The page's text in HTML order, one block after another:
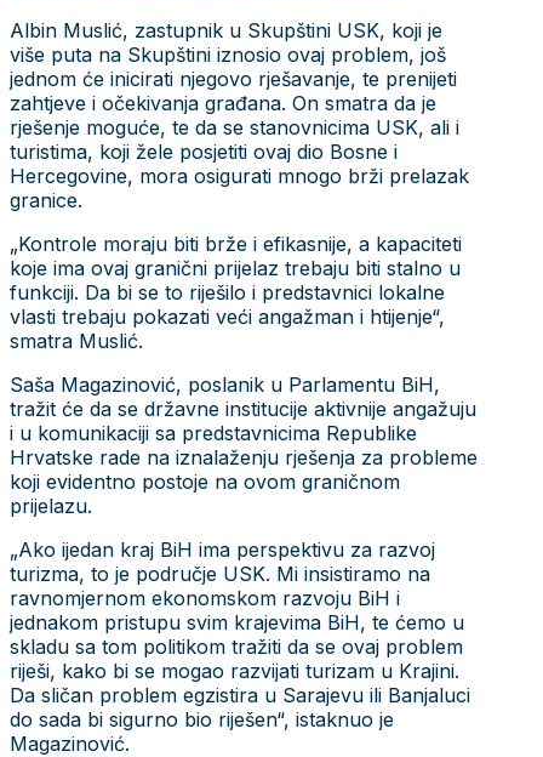
Albin Muslić, zastupnik u Skupštini USK, koji je
više puta na Skupštini iznosio ovaj problem, još
jednom će inicirati njegovo rješavanje, te prenijeti
zahtjeve i očekivanja građana. On smatra da je
rješenje moguće, te da se stanovnicima USK, ali i
turistima, koji žele posjetiti ovaj dio Bosne i
Hercegovine, mora osigurati mnogo brži prelazak
granice.
„Kontrole moraju biti brže i efikasnije, a kapaciteti
koje ima ovaj granični prijelaz trebaju biti stalno u
funkciji. Da bi se to riješilo i predstavnici lokalne
vlasti trebaju pokazati veći angažman i htijenje“,
smatra Muslić.
Saša Magazinović, poslanik u Parlamentu BiH,
tražit će da se državne institucije aktivnije angažuju
i u komunikaciji sa predstavnicima Republike
Hrvatske rade na iznalaženju rješenja za probleme
koji evidentno postoje na ovom graničnom
prijelazu.
„Ako ijedan kraj BiH ima perspektivu za razvoj
turizma, to je područje USK. Mi insistiramo na
ravnomjernom ekonomskom razvoju BiH i
jednakom pristupu svim krajevima BiH, te ćemo u
skladu sa tom politikom tražiti da se ovaj problem
riješi, kako bi se mogao razvijati turizam u Krajini.
Da sličan problem egzistira u Sarajevu ili Banjaluci
do sada bi sigurno bio riješen“, istaknuo je
Magazinović.